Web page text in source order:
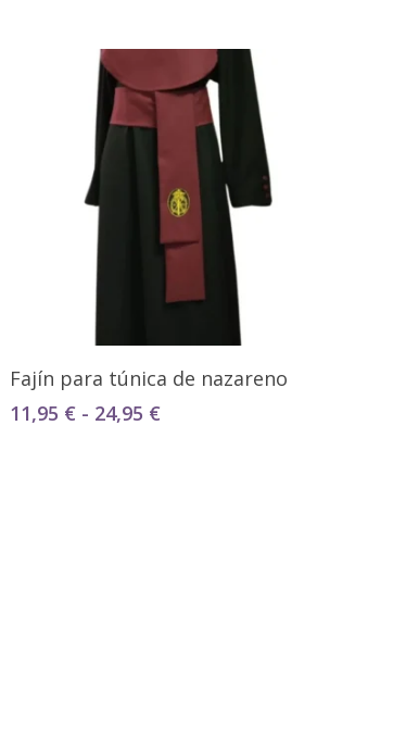
Seleccionar Opciones
Fajín para túnica de nazareno
11,95 € - 24,95 €Rango